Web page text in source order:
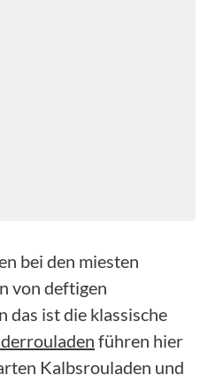
bei den miesten
von deftigen
das ist die klassische
führen hier
Kalbsrouladen und